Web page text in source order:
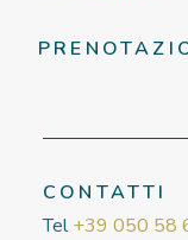
CONTATTI
Tel+39 050 58